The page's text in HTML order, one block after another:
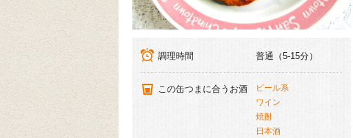
調理時間 普通（5-15分）
この缶つまに合うお酒
ビール系
ワイン
焼酎
日本酒